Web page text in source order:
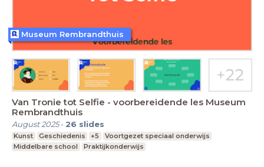
Van Tronie tot Selfie - voorbereidende les Museum
Rembrandthuis
August 2025- 26 slides
Kunst Geschiedenis +5
Voortgezet speciaal onderwijs
Middelbare school
Praktijkonderwijs
Museum Rembrandthuis